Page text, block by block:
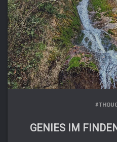
GENIES IM